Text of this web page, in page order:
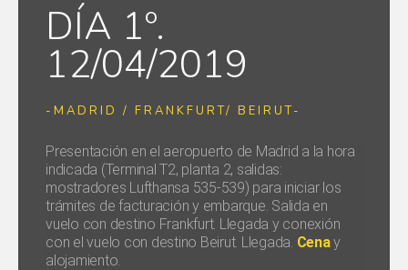
DÍA 1º.
12/04/2019
-MADRID / FRANKFURT/ BEIRUT-
Presentación en el aeropuerto de Madrid a la hora
indicada (Terminal T2, planta 2, salidas:
mostradores Lufthansa 535-539) para iniciar los
trámites de facturación y embarque. Salida en
vuelo con destino Frankfurt. Llegada y conexión
con el vuelo con destino Beirut. Llegada. Cenay
alojamiento.